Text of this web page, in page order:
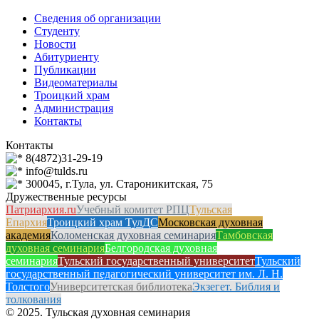
Сведения об организации
Студенту
Новости
Абитуриенту
Публикации
Видеоматериалы
Троицкий храм
Администрация
Контакты
Контакты
8(4872)31-29-19
info@tulds.ru
300045, г.Тула, ул. Староникитская, 75
Дружественные ресурсы
Патриархия.ruУчебный комитет РПЦТульская
ЕпархияТроицкий храм ТулДСМосковская духовная
академияКоломенская духовная семинарияТамбовская
духовная семинарияБелгородская духовная
семинарияТульский государственный университетТульский
государственный педагогический университет им. Л. Н.
ТолстогоУниверситетская библиотекаЭкзегет. Библия и
толкования
© 2025. Тульская духовная семинария